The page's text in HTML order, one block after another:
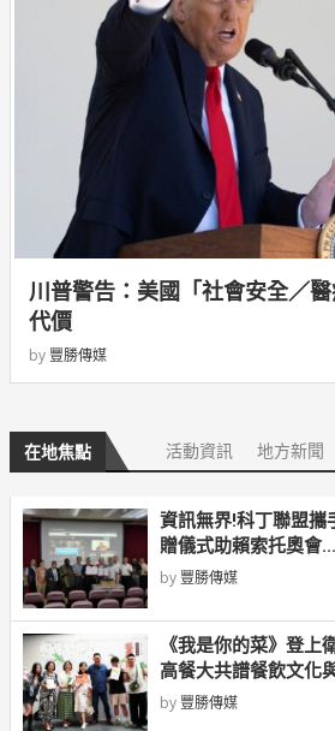
川普警告：美國「社會安全／
代價
by 豐勝傳媒
在地焦點 活動資訊 地方新聞
資訊無界!科丁聯盟攜
贈儀式助賴索托奧會...
by 豐勝傳媒
《我是你的菜》登
高餐大共譜餐飲文化
by 豐勝傳媒